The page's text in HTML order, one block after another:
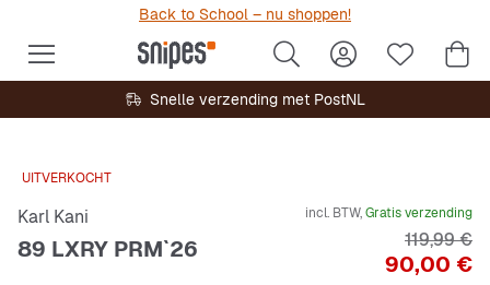
Back to School – nu shoppen!
Snelle verzending met PostNL
UITVERKOCHT
Karl Kani
89 LXRY PRM`26
incl. BTW,Gratis verzending
Prijs
90,00 €
Originele
119,99 €